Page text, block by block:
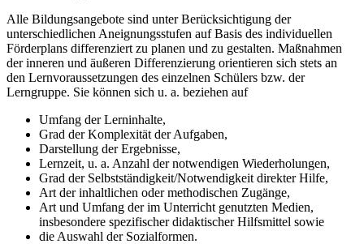
Alle Bildungsangebote sind unter Berücksichtigung der
unterschiedlichen Aneignungsstufen auf Basis des individuellen
Förderplans differenziert zu planen und zu gestalten. Maßnahmen
der inneren und äußeren Differenzierung orientieren sich stets an
den Lernvoraussetzungen des einzelnen Schülers bzw. der
Lerngruppe. Sie können sich u. a. beziehen auf
Umfang der Lerninhalte,
Grad der Komplexität der Aufgaben,
Darstellung der Ergebnisse,
Lernzeit, u. a. Anzahl der notwendigen Wiederholungen,
Grad der Selbstständigkeit/Notwendigkeit direkter Hilfe,
Art der inhaltlichen oder methodischen Zugänge,
Art und Umfang der im Unterricht genutzten Medien,
insbesondere spezifischer didaktischer Hilfsmittel sowie
die Auswahl der Sozialformen.